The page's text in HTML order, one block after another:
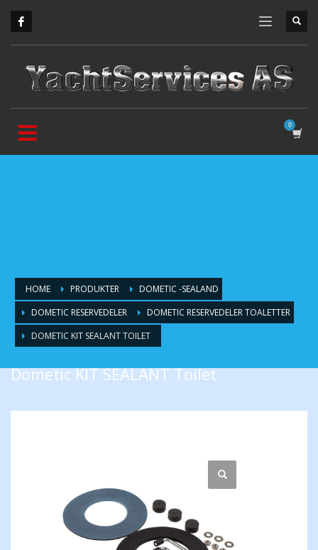
HOME PRODUKTER
DOMETIC -SEALAND
DOMETIC RESERVEDELER
DOMETIC RESERVEDELER TOALETTER
DOMETIC KIT SEALANT TOILET
Dometic KIT SEALANT Toilet